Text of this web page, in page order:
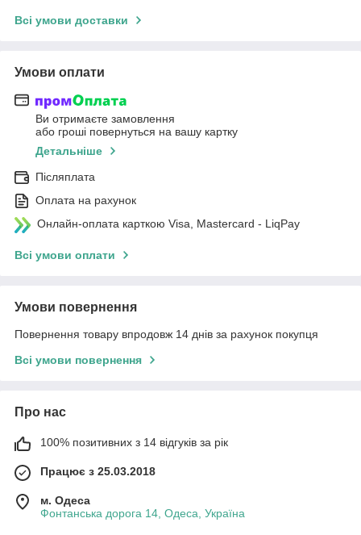
Всі умови доставки
Умови оплати
Ви отримаєте замовлення
або гроші повернуться на вашу картку
Детальніше
Післяплата
Оплата на рахунок
Онлайн-оплата карткою Visa, Mastercard - LiqPay
Всі умови оплати
Умови повернення
Повернення товару впродовж 14 днів за рахунок покупця
Всі умови повернення
Про нас
100% позитивних з 14 відгуків за рік
Працює з 25.03.2018
м. Одеса
Фонтанська дорога 14, Одеса, Україна